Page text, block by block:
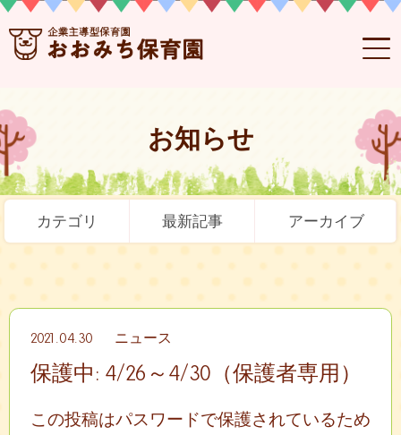
お知らせ
カテゴリ 最新記事 アーカイブ
2021.04.30 ニュース
保護中: 4/26～4/30（保護者専用）
この投稿はパスワードで保護されているため